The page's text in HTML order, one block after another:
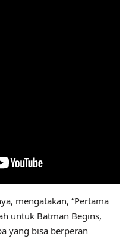
mengatakan, “Pertama
untuk Batman Begins,
yang bisa berperan